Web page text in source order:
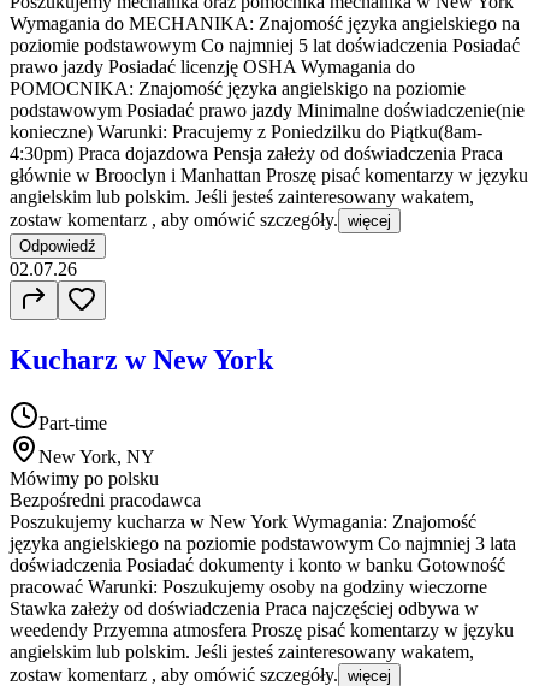
Wymagania do MECHANIKA: Znajomość języka angielskiego na
poziomie podstawowym Co najmniej 5 lat doświadczenia Posiadać
prawo jazdy Posiadać licenzję OSHA Wymagania do
POMOCNIKA: Znajomość języka angielskigo na poziomie
podstawowym Posiadać prawo jazdy Minimalne doświadczenie(nie
konieczne) Warunki: Pracujemy z Poniedzilku do Piątku(8am-
4:30pm) Praca dojazdowa Pensja załeży od doświadczenia Praca
głównie w Brooclyn i Manhattan Proszę pisać komentarzy w języku
angielskim lub polskim. Jeśli jesteś zainteresowany wakatem,
zostaw komentarz , aby omówić szczegóły. więcej
Odpowiedź
02.07.26
Kucharz w New York
Part-time
New York, NY
Mówimy po polsku
Bezpośredni pracodawca
Poszukujemy kucharza w New York Wymagania: Znajomość
języka angielskiego na poziomie podstawowym Co najmniej 3 lata
doświadczenia Posiadać dokumenty i konto w banku Gotowność
pracować Warunki: Poszukujemy osoby na godziny wieczorne
Stawka załeży od doświadczenia Praca najczęściej odbywa w
weedendy Przyemna atmosfera Proszę pisać komentarzy w języku
angielskim lub polskim. Jeśli jesteś zainteresowany wakatem,
zostaw komentarz , aby omówić szczegóły. więcej